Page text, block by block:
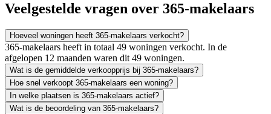
Veelgestelde vragen over 365-makelaars
Hoeveel woningen heeft 365-makelaars verkocht?
365-makelaars heeft in totaal 49 woningen verkocht. In de
afgelopen 12 maanden waren dit 49 woningen.
Wat is de gemiddelde verkoopprijs bij 365-makelaars?
Hoe snel verkoopt 365-makelaars een woning?
In welke plaatsen is 365-makelaars actief?
Wat is de beoordeling van 365-makelaars?